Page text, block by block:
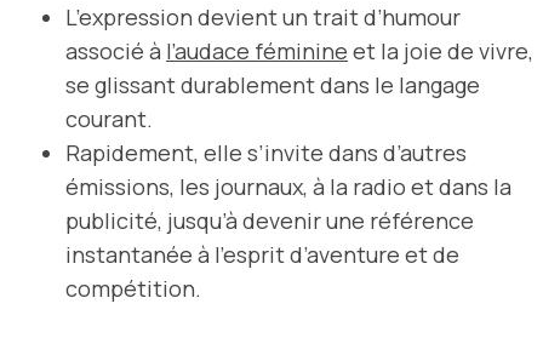
L’expression devient un trait d’humour
associé à l’audace féminine et la joie de vivre,
se glissant durablement dans le langage
courant.
Rapidement, elle s’invite dans d’autres
émissions, les journaux, à la radio et dans la
publicité, jusqu’à devenir une référence
instantanée à l’esprit d’aventure et de
compétition.